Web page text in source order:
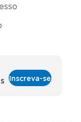
Inscreva-se